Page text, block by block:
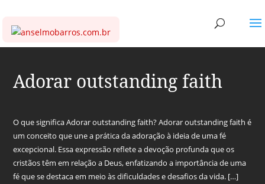
Adorar outstanding faith
O que significa Adorar outstanding faith? Adorar outstanding faith é
um conceito que une a prática da adoração à ideia de uma fé
excepcional. Essa expressão reflete a devoção profunda que os
cristãos têm em relação a Deus, enfatizando a importância de uma
fé que se destaca em meio às dificuldades e desafios da vida. […]